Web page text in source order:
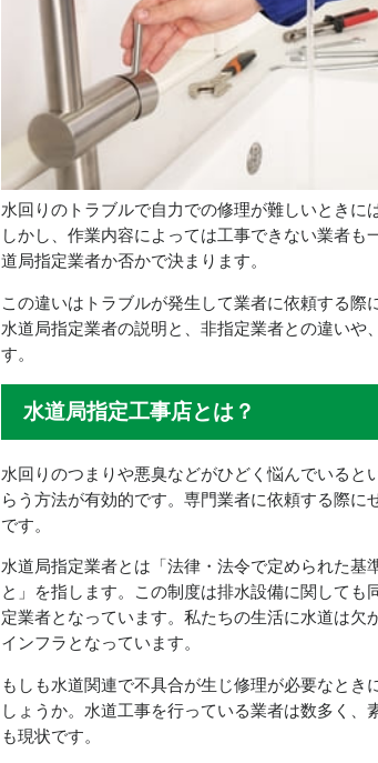
水回りのトラブルで自力での修理が難しいときに
しかし、作業内容によっては工事できない業者
道局指定業者か否かで決まります。
この違いはトラブルが発生して業者に依頼する
水道局指定業者の説明と、非指定業者との違いや
す。
水道局指定工事店とは？
水回りのつまりや悪臭などがひどく悩んでいると
らう方法が有効的です。専門業者に依頼する際に
です。
水道局指定業者とは「法律・法令で定められた基
と」を指します。この制度は排水設備に関して
定業者となっています。私たちの生活に水道は
インフラとなっています。
もしも水道関連で不具合が生じ修理が必要なと
しょうか。水道工事を行っている業者は数多く
も現状です。